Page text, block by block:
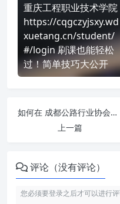
重庆工程职业技术学院
https://cqgczyjsxy.wd
xuetang.cn/student/
#/login 刷课也能轻松
过！简单技巧大公开
如何在 成都公路行业协会继续教育网1 http://cdpx.lllnet.cn/ 平台快速完成学习任务？
上一篇
评论（没有评论）